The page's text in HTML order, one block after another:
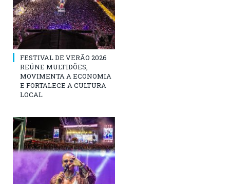
FESTIVAL DE VERÃO 2026
REÚNE MULTIDÕES,
MOVIMENTA A ECONOMIA
E FORTALECE A CULTURA
LOCAL